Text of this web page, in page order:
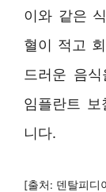
이와 같은
혈이 적고
드러운 음
임플란트
니다.
[출처: 덴탈피디